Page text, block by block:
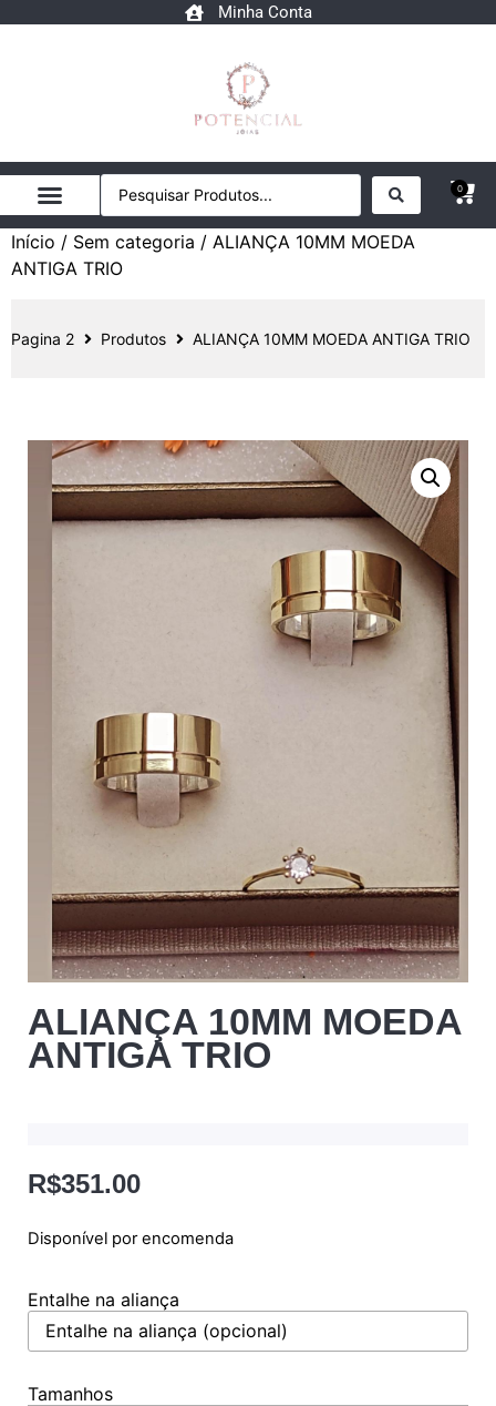
Minha Conta
0
Início / Sem categoria / ALIANÇA 10MM MOEDA
ANTIGA TRIO
Pagina 2 Produtos ALIANÇA 10MM MOEDA ANTIGA TRIO
ALIANÇA 10MM MOEDA
ANTIGA TRIO
R$351.00
Disponível por encomenda
Entalhe na aliança
Tamanhos